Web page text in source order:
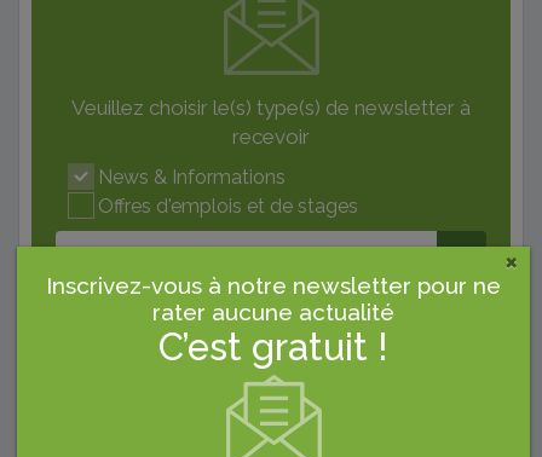
Veuillez choisir le(s) type(s) de newsletter à
recevoir
News & Informations
Offres d'emplois et de stages
×
Inscrivez-vous à notre newsletter pour ne
rater aucune actualité
C’est gratuit !